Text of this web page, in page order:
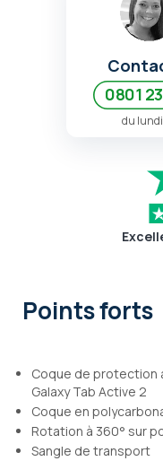
0801
du lundi
Points forts
Coque de protection
Galaxy Tab Active 2
Coque en
Rotation à 360° sur
Sangle de transport